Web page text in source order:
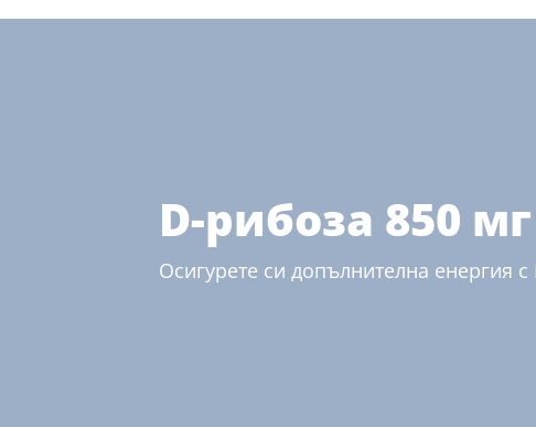
D-рибоза 850 мг
Осигурете си допълнителна енергия